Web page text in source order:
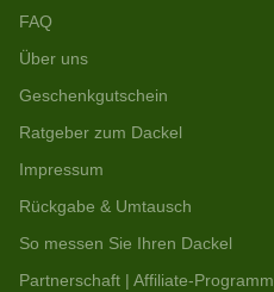
FAQ
Über uns
Geschenkgutschein
Ratgeber zum Dackel
Impressum
Rückgabe & Umtausch
So messen Sie Ihren Dackel
Partnerschaft | Affiliate-Programm